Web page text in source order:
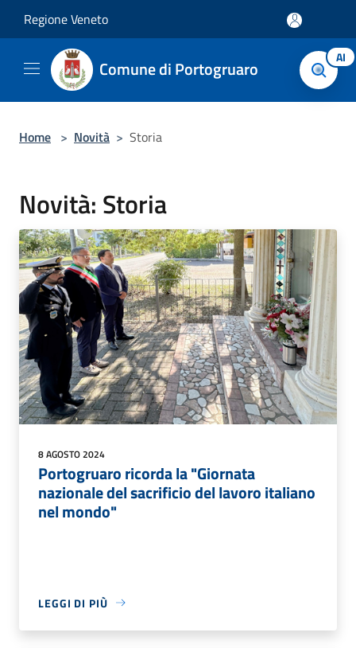
Regione Veneto
Comune di Portogruaro AI
Home > Novità > Storia
Novità: Storia
8 AGOSTO 2024
Portogruaro ricorda la "Giornata
nazionale del sacrificio del lavoro italiano
nel mondo"
LEGGI DI PIÙ